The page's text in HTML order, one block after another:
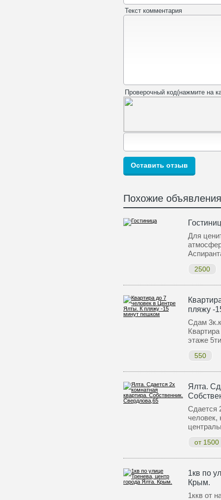
Текст комментария
Проверочный код(нажмите на
Похожие объявления
Для
2500
пляжу -
Сдам
этаже
550
Ялта.
Сдается
человек,
от
1кв по
Крым.
1ккв от